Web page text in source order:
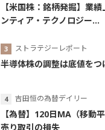
【米国株：銘柄発掘】業
ンティア・テクノロジー...
ストラテジーレポート
半導体株の調整は底値をつ
吉田恒の為替デイリー
【為替】120日MA（移動
売り取引の損失